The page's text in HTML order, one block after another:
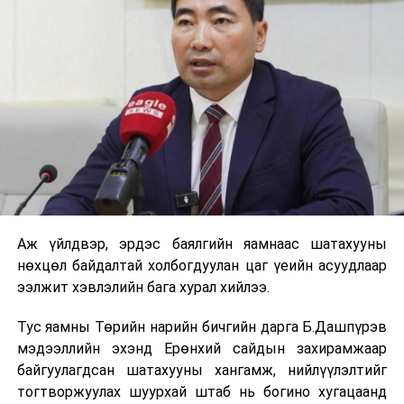
хүн амтай дүүргийг хуваах асуудлыг ярих ёстой
хэмээн байр сууриа хэллээ.
Гэхдээ дүүрэг хуваах асуудлыг Улсын Их Хурлаас
шийдвэрлэдэг бөгөөд өрхийн эмнэлэг, хэсгийн
цагдаа, бүртгэл мэдээлэлтэй холбоотой төрийн
үйлчилгээг иргэд хорооноос авдгийг Засаг даргын
орлогч онцлов. Улмаар Тэргүүлэгчдийн олонх нь
хороодын бүтэц зохион байгуулалтад өөрчлөлт
оруулахыг дэмжив.
УНШСАН: 2653
ДАРААХ МЭДЭЭ
Хилийн цэсийн маргааныг 24-р тогтоолын нэгдүгээр
ӨМНӨХ МЭДЭЭ
Улаанбаатарт өдөртөө 10 хэм хүйтэн
Аж үйлдвэр, эрдэс баялгийн яамнаас шатахууны
нөхцөл байдалтай холбогдуулан цаг үеийн асуудлаар
ээлжит хэвлэлийн бага хурал хийлээ.
Тус яамны Төрийн нарийн бичгийн дарга Б.Дашпүрэв
мэдээллийн эхэнд Ерөнхий сайдын захирамжаар
байгуулагдсан шатахууны хангамж, нийлүүлэлтийг
тогтворжуулах шуурхай штаб нь богино хугацаанд